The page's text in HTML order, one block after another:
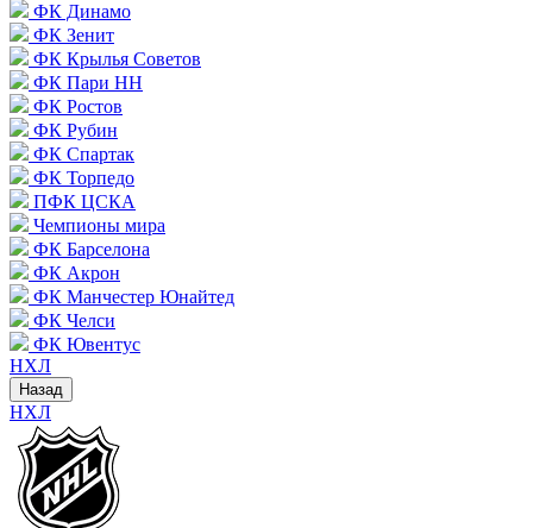
ФК Динамо
ФК Зенит
ФК Крылья Советов
ФК Пари НН
ФК Ростов
ФК Рубин
ФК Спартак
ФК Торпедо
ПФК ЦСКА
Чемпионы мира
ФК Барселона
ФК Акрон
ФК Манчестер Юнайтед
ФК Челси
ФК Ювентус
НХЛ
Назад
НХЛ